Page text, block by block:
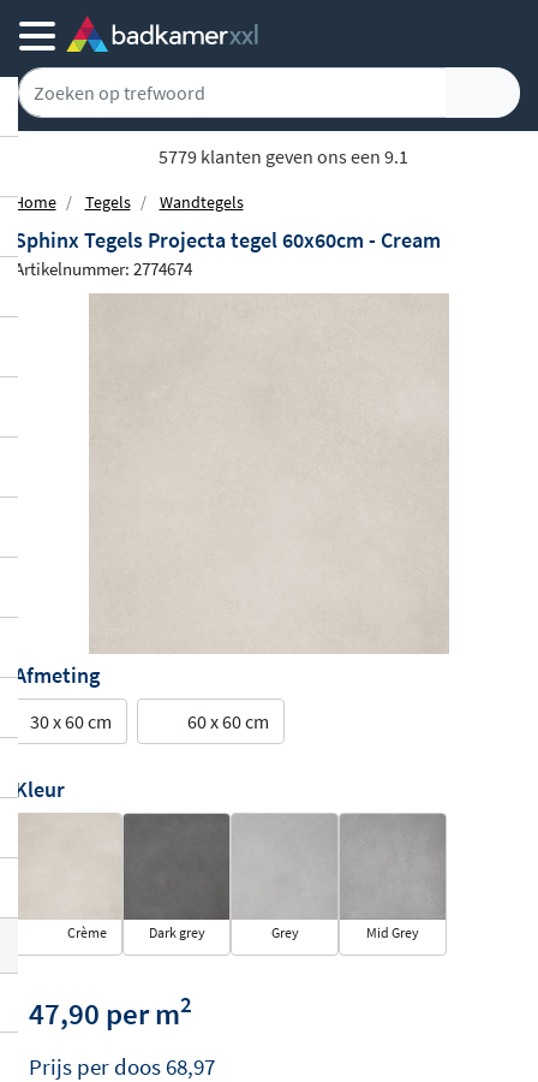
5779 klanten geven ons een 9.1
Home Tegels Wandtegels
Sphinx Tegels Projecta tegel 60x60cm - Cream
Artikelnummer: 2774674
Afmeting
30 x 60 cm 60 x 60 cm
Kleur
Crème Dark grey Grey Mid Grey
47,90 per m2
Prijs per doos 68,97